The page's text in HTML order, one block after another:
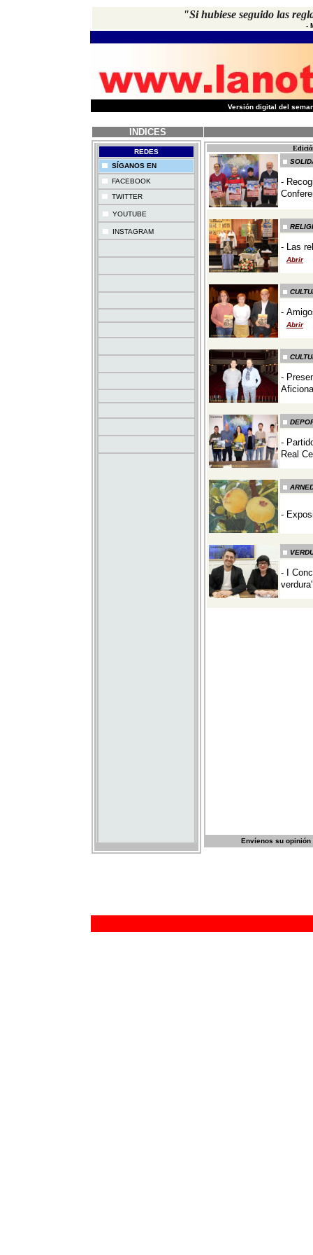
"Si hubiese seguido las
-
Versión digital del
INDICES
Envíenos su